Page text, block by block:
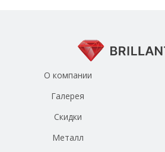
О компании
Галерея
Скидки
Металл